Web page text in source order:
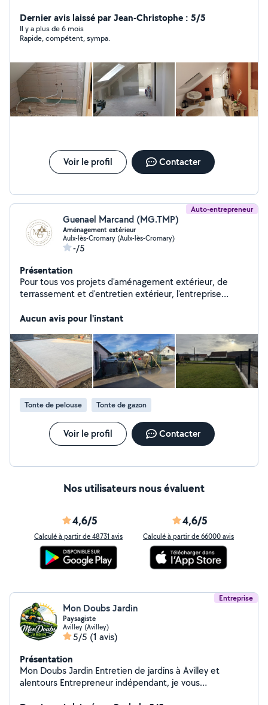
plomberie PER ou multicouche ainsi que dans le gros
œuvre. J'aime également être en extérieur,tondre les
pelouses,taille de haie, entretien extérieur etc...Je ne
le travail bien fait !! Au plaisir Emeric
Dernier avis laissé par Jean-Christophe : 5/5
Il y a plus de 6 mois
Rapide, compétent, sympa.
Voir le profil Contacter
Auto-entrepreneur
Guenael Marcand (MG.TMP)
Aménagement extérieur
Aulx-lès-Cromary (Aulx-lès-Cromary)
-/5
Présentation
Pour tous vos projets d'aménagement extérieur, de
terrassement et d'entretien extérieur, l'entreprise
de mener à bien vos projets en tenant compte de vos
Aucun avis pour l'instant
Tonte de pelouse Tonte de gazon
Voir le profil Contacter
Nos utilisateurs nous évaluent
4,6/5
Calculé à partir de 48731 avis
4,6/5
Calculé à partir de 66000 avis
Entreprise
Mon Doubs Jardin
Paysagiste
Avilley (Avilley)
5/5 (1 avis)
Présentation
Mon Doubs Jardin Entretien de jardins à Avilley et
alentours Entrepreneur indépendant, je vous